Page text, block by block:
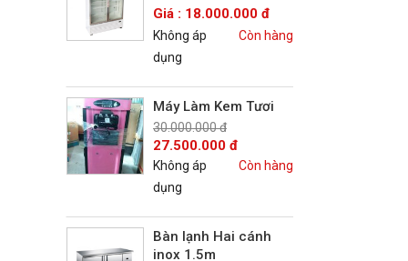
Giá : 18.000.000 đ
Không áp
dụng
Còn hàng
Máy Làm Kem Tươi
30.000.000 đ
27.500.000 đ
Không áp
dụng
Còn hàng
Bàn lạnh Hai cánh
inox 1.5m